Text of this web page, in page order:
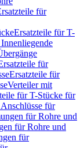
für
Ersatzteile für T-
für
Ersatzteile für
Verteiler mit
für T-Stücke für
für
für Rohre und
für Rohre und
für